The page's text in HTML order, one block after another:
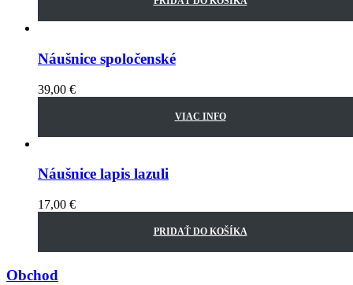
Náušnice spoločenské
39,00 €
VIAC INFO
Náušnice lapis lazuli
17,00 €
PRIDAŤ DO KOŠÍKA
Obchod